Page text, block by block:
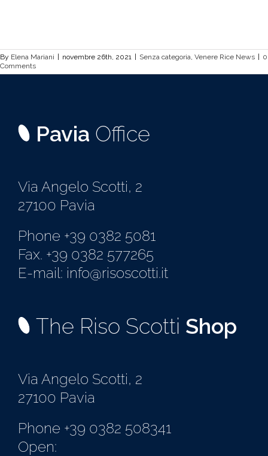
By Elena Mariani novembre 26th, 2021 Senza categoria, Venere Rice News
0
Comments
Pavia Office
Via Angelo Scotti, 2
27100 Pavia
Phone +39 0382 5081
Fax. +39 0382 577265
E-mail: info@risoscotti.it
The Riso Scotti Shop
Via Angelo Scotti, 2
27100 Pavia
Phone +39 0382 508341
Open: